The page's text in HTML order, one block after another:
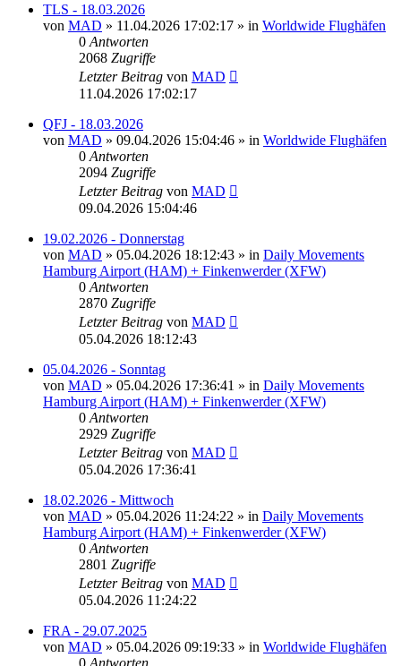
TLS - 18.03.2026
von MAD » 11.04.2026 17:02:17 » in Worldwide Flughäfen
0 Antworten
2068 Zugriffe
Letzter Beitrag von MAD
11.04.2026 17:02:17
QFJ - 18.03.2026
von MAD » 09.04.2026 15:04:46 » in Worldwide Flughäfen
0 Antworten
2094 Zugriffe
Letzter Beitrag von MAD
09.04.2026 15:04:46
19.02.2026 - Donnerstag
von MAD » 05.04.2026 18:12:43 » in Daily Movements
Hamburg Airport (HAM) + Finkenwerder (XFW)
0 Antworten
2870 Zugriffe
Letzter Beitrag von MAD
05.04.2026 18:12:43
05.04.2026 - Sonntag
von MAD » 05.04.2026 17:36:41 » in Daily Movements
Hamburg Airport (HAM) + Finkenwerder (XFW)
0 Antworten
2929 Zugriffe
Letzter Beitrag von MAD
05.04.2026 17:36:41
18.02.2026 - Mittwoch
von MAD » 05.04.2026 11:24:22 » in Daily Movements
Hamburg Airport (HAM) + Finkenwerder (XFW)
0 Antworten
2801 Zugriffe
Letzter Beitrag von MAD
05.04.2026 11:24:22
FRA - 29.07.2025
von MAD » 05.04.2026 09:19:33 » in Worldwide Flughäfen
0 Antworten